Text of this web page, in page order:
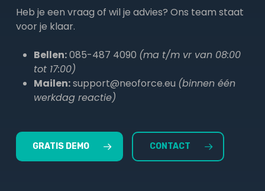
Heb je een vraag of wil je advies? Ons team staat
voor je klaar.
Bellen:085-487 4090 (ma t/m vr van 08:00
tot 17:00)
Mailen:support@neoforce.eu (binnen één
werkdag reactie)
GRATIS DEMO CONTACT